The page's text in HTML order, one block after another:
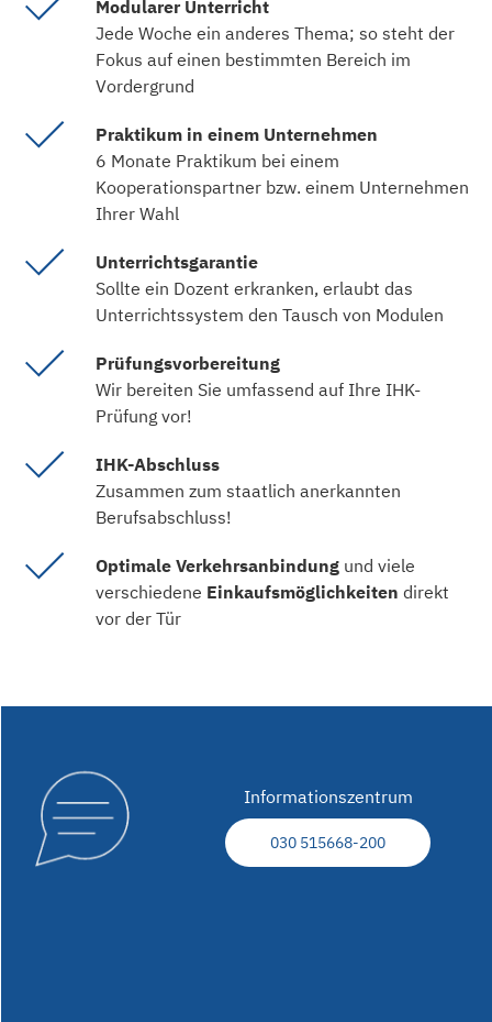
Modularer Unterricht
Jede Woche ein anderes Thema; so steht der
Fokus auf einen bestimmten Bereich im
Vordergrund
Praktikum in einem Unternehmen
6 Monate Praktikum bei einem
Kooperationspartner bzw. einem Unternehmen
Ihrer Wahl
Unterrichtsgarantie
Sollte ein Dozent erkranken, erlaubt das
Unterrichtssystem den Tausch von Modulen
Prüfungsvorbereitung
Wir bereiten Sie umfassend auf Ihre IHK-
Prüfung vor!
IHK-Abschluss
Zusammen zum staatlich anerkannten
Berufsabschluss!
Optimale Verkehrsanbindung und viele
verschiedene Einkaufsmöglichkeiten direkt
vor der Tür
Informationszentrum
030 515668-200